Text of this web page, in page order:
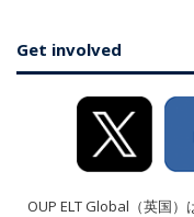
Get involved
OUP ELT Global（英国